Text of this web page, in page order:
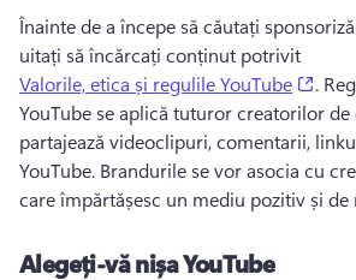
Înainte de a începe să căutați
uitați să încărcați conținut potrivit
Valorile, etica și regulile YouTube
.
YouTube se aplică tuturor creatorilor
partajează videoclipuri, comentarii,
YouTube. Brandurile se vor asocia cu
care împărtășesc un mediu pozitiv și de
Alegeți-vă nișa YouTube